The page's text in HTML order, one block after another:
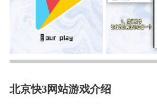
北京快3网站游戏介绍